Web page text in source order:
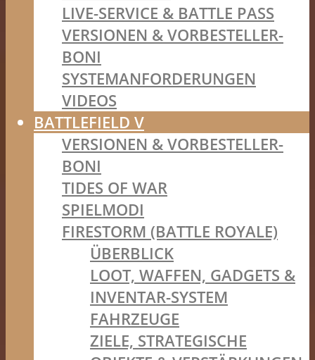
LIVE-SERVICE & BATTLE PASS
VERSIONEN & VORBESTELLER-
BONI
SYSTEMANFORDERUNGEN
VIDEOS
BATTLEFIELD V
VERSIONEN & VORBESTELLER-
BONI
TIDES OF WAR
SPIELMODI
FIRESTORM (BATTLE ROYALE)
ÜBERBLICK
LOOT, WAFFEN, GADGETS &
INVENTAR-SYSTEM
FAHRZEUGE
ZIELE, STRATEGISCHE